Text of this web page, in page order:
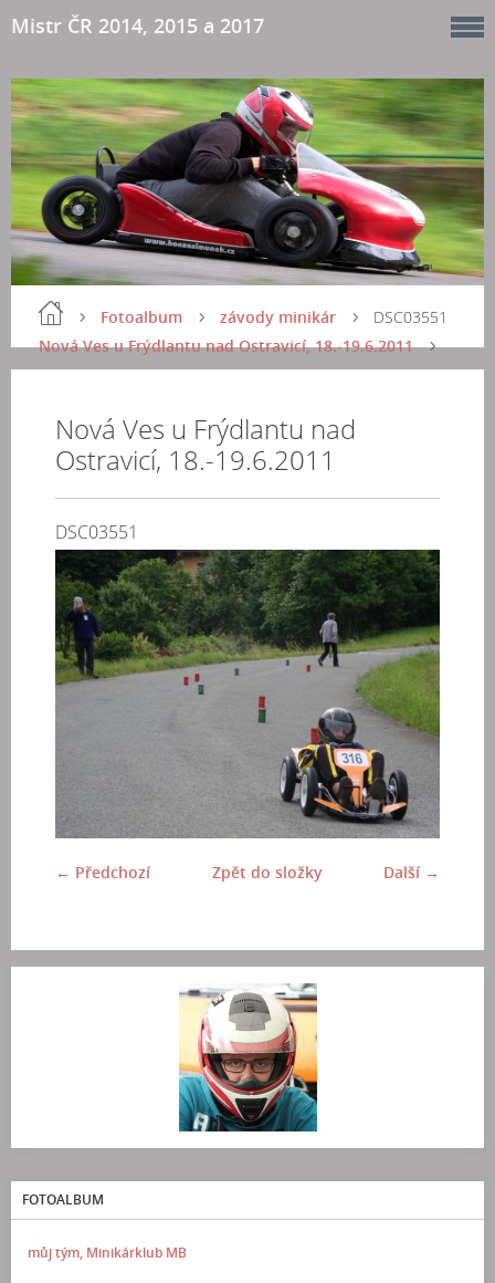
Mistr ČR 2014, 2015 a 2017
Fotoalbum
závody minikár
Nová Ves u Frýdlantu nad Ostravicí, 18.-19.6.2011
DSC03551
Nová Ves u Frýdlantu nad
Ostravicí, 18.-19.6.2011
DSC03551
← Předchozí Další →
Zpět do složky
FOTOALBUM
můj tým, Minikárklub MB